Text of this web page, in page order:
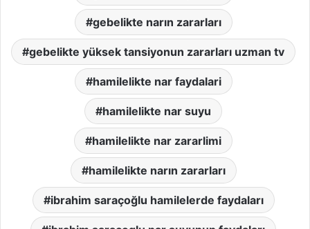
gebelikte narın zararları
gebelikte yüksek tansiyonun zararları uzman tv
hamilelikte nar faydalari
hamilelikte nar suyu
hamilelikte nar zararlimi
hamilelikte narın zararları
ibrahim saraçoğlu hamilelerde faydaları